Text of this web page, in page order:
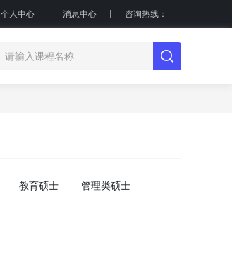
个人中心 消息中心 咨询热线：
教育硕士
管理类硕士